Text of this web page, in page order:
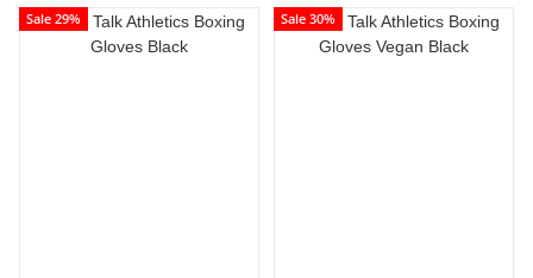
Sale 29% Sale 30%